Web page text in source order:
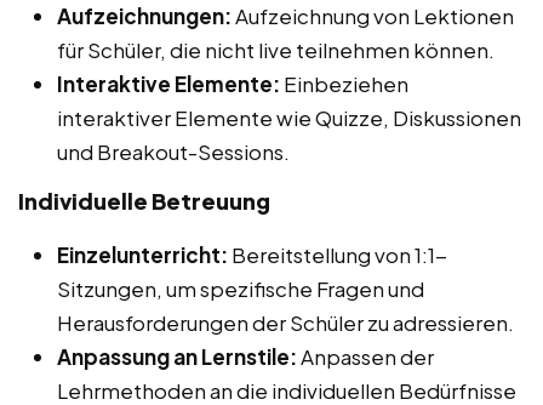
Aufzeichnungen:Aufzeichnung von Lektionen
für Schüler, die nicht live teilnehmen können.
Interaktive Elemente: Einbeziehen
interaktiver Elemente wie Quizze, Diskussionen
und Breakout-Sessions.
Individuelle Betreuung
Einzelunterricht: Bereitstellung von 1:1-
Sitzungen, um spezifische Fragen und
Herausforderungen der Schüler zu adressieren.
Anpassung an Lernstile:Anpassen der
Lehrmethoden an die individuellen Bedürfnisse